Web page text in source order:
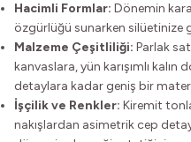
Hacimli Formlar: Dönemin
özgürlüğü sunarken silüetinize
Malzeme Çeşitliliği: Parlak
kanvaslara, yün karışımlı
detaylara kadar geniş bir
İşçilik ve Renkler: Kiremit
nakışlardan asimetrik cep